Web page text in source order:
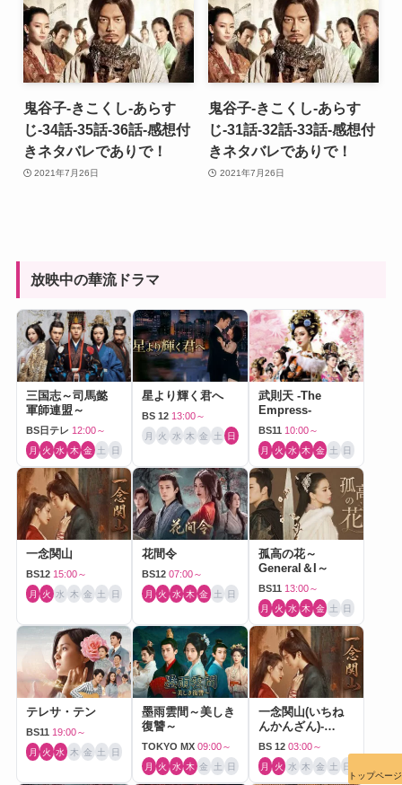
鬼谷子-きこくし-あらす
じ-34話-35話-36話-感想付
きネタバレでありで！
2021年7月26日
鬼谷子-きこくし-あらす
じ-31話-32話-33話-感想付
きネタバレでありで！
2021年7月26日
放映中の華流ドラマ
三国志～司馬懿
軍師連盟～
BS日テレ 12:00～
月 火 水 木 金 土 日
星より輝く君へ
BS 12 13:00～
月 火 水 木 金 土 日
武則天 -The
Empress-
BS11 10:00～
月 火 水 木 金 土 日
一念関山
BS12 15:00～
月 火 水 木 金 土 日
花間令
BS12 07:00～
月 火 水 木 金 土 日
孤高の花～
General＆I～
BS11 13:00～
月 火 水 木 金 土 日
テレサ・テン
BS11 19:00～
月 火 水 木 金 土 日
墨雨雲間～美しき
復讐～
TOKYO MX 09:00～
月 火 水 木 金 土 日
一念関山(いちね
んかんざん)-
Journey to Love-
BS 12 03:00～
月 火 水 木 金 土
日
トップページ